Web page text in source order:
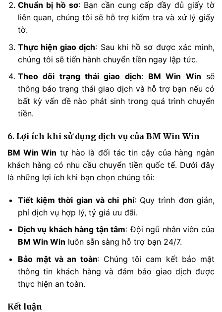
Chuẩn bị hồ sơ: Bạn cần cung cấp đầy đủ giấy tờ
liên quan, chúng tôi sẽ hỗ trợ kiểm tra và xử lý giấy
tờ.
Thực hiện giao dịch: Sau khi hồ sơ được xác minh,
chúng tôi sẽ tiến hành chuyển tiền ngay lập tức.
Theo dõi trạng thái giao dịch: BM Win Win sẽ
thông báo trạng thái giao dịch và hỗ trợ bạn nếu có
bất kỳ vấn đề nào phát sinh trong quá trình chuyển
tiền.
6. Lợi ích khi sử dụng dịch vụ của BM Win Win
BM Win Win tự hào là đối tác tin cậy của hàng ngàn
khách hàng có nhu cầu chuyển tiền quốc tế. Dưới đây
là những lợi ích khi bạn chọn chúng tôi:
Tiết kiệm thời gian và chi phí: Quy trình đơn giản,
phí dịch vụ hợp lý, tỷ giá ưu đãi.
Dịch vụ khách hàng tận tâm: Đội ngũ nhân viên của
BM Win Win luôn sẵn sàng hỗ trợ bạn 24/7.
Bảo mật và an toàn: Chúng tôi cam kết bảo mật
thông tin khách hàng và đảm bảo giao dịch được
thực hiện an toàn.
Kết luận